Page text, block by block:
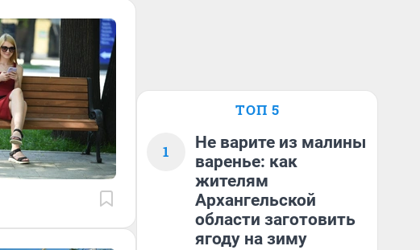
ТОП 5
1
Не варите из малины
варенье: как
жителям
Архангельской
области заготовить
ягоду на зиму